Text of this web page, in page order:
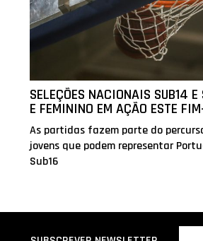
SELEÇÕES NACIONAIS SUB14
E FEMININO EM AÇÃO ESTE
As partidas fazem parte do
jovens que podem representar
Sub16